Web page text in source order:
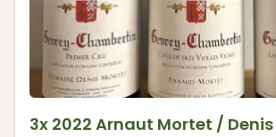
3x 2022 Arnaut Mortet /